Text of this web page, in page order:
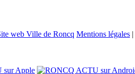
Mentions légales |